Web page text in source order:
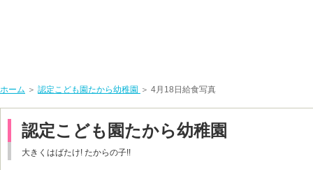
ホーム ＞ 認定こども園たから幼稚園 ＞ 4月18日給食写真
認定こども園たから幼稚園
大きくはばたけ! たからの子!!